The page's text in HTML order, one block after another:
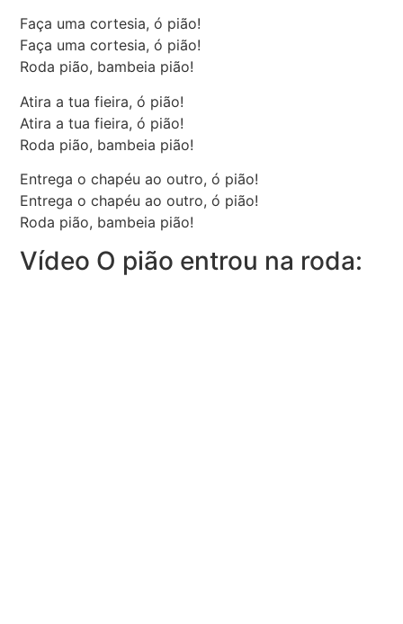
Faça uma cortesia, ó pião!
Faça uma cortesia, ó pião!
Roda pião, bambeia pião!
Atira a tua fieira, ó pião!
Atira a tua fieira, ó pião!
Roda pião, bambeia pião!
Entrega o chapéu ao outro, ó pião!
Entrega o chapéu ao outro, ó pião!
Roda pião, bambeia pião!
Vídeo O pião entrou na roda: